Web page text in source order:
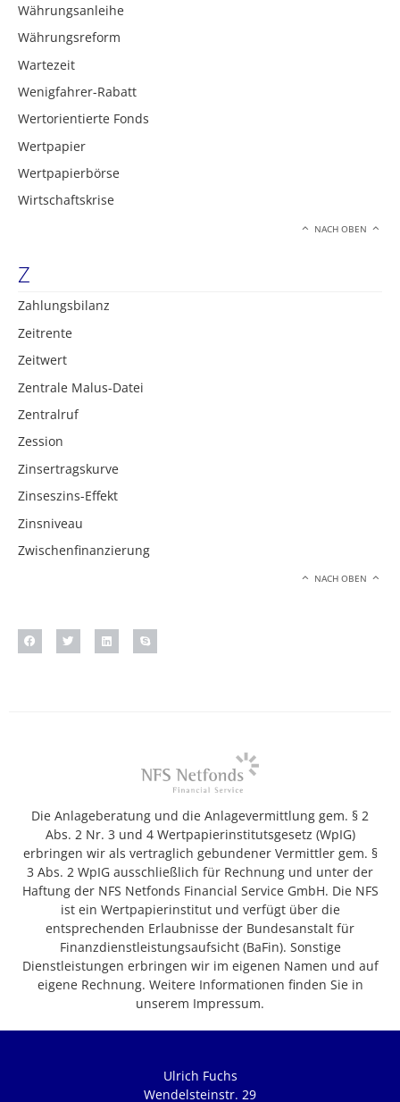
Währungsanleihe
Währungsreform
Wartezeit
Wenigfahrer-Rabatt
Wertorientierte Fonds
Wertpapier
Wertpapierbörse
Wirtschaftskrise
NACH OBEN
Z
Zahlungsbilanz
Zeitrente
Zeitwert
Zentrale Malus-Datei
Zentralruf
Zession
Zinsertragskurve
Zinseszins-Effekt
Zinsniveau
Zwischenfinanzierung
NACH OBEN
Die Anlageberatung und die Anlagevermittlung gem. § 2
Abs. 2 Nr. 3 und 4 Wertpapierinstitutsgesetz (WpIG)
erbringen wir als vertraglich gebundener Vermittler gem. §
3 Abs. 2 WpIG ausschließlich für Rechnung und unter der
Haftung der NFS Netfonds Financial Service GmbH. Die NFS
ist ein Wertpapierinstitut und verfügt über die
entsprechenden Erlaubnisse der Bundesanstalt für
Finanzdienstleistungsaufsicht (BaFin). Sonstige
Dienstleistungen erbringen wir im eigenen Namen und auf
eigene Rechnung. Weitere Informationen finden Sie in
unserem Impressum.
Ulrich Fuchs
Wendelsteinstr. 29